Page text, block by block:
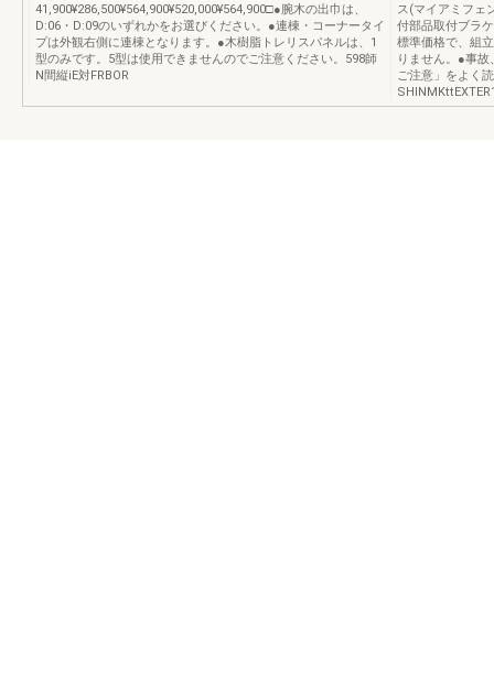
41,900¥286,500¥564,900¥520,000¥564,900□●腕木の出巾は、
D:06・D:09のいずれかをお選びください。●連棟・コーナータイ
プは外観右側に連棟となります。●木樹脂トレリスパネルは、1
型のみです。5型は使用できませんのでご注意ください。598師
N間縦iE対FRBOR
ス(マイアミフェ
付部品取付ブラ
標準価格で、組
りません。●事
ご注意」をよく